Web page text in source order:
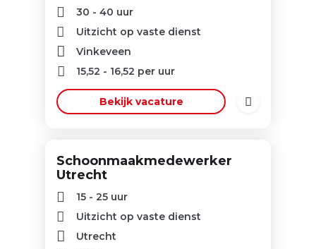
30 - 40 uur
Uitzicht op vaste dienst
Vinkeveen
15,52 - 16,52 per uur
Bekijk vacature
Schoonmaakmedewerker
Utrecht
15 - 25 uur
Uitzicht op vaste dienst
Utrecht